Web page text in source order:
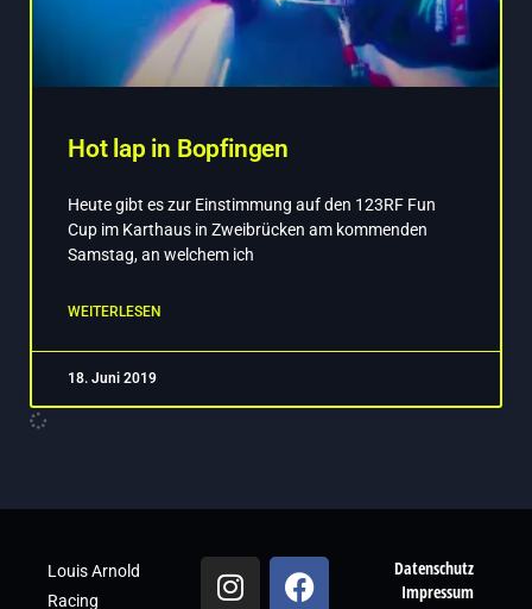
Hot lap in Bopfingen
Heute gibt es zur Einstimmung auf den 123RF Fun
Cup im Karthaus in Zweibrücken am kommenden
Samstag, an welchem ich
WEITERLESEN
18. Juni 2019
Louis Arnold
Racing
Datenschutz
Impressum